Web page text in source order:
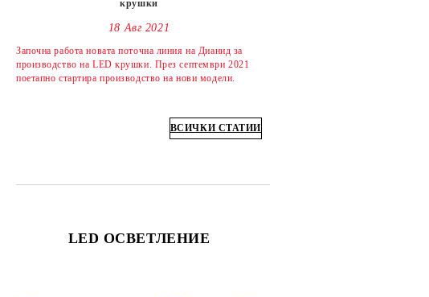
крушки
18 Авг 2021
Започна работа новата поточна линия на Дианид за
производство на LED крушки. През септември 2021
поетапно стартира производство на нови модели.
ВСИЧКИ СТАТИИ
LED ОСВЕТЛЕНИЕ